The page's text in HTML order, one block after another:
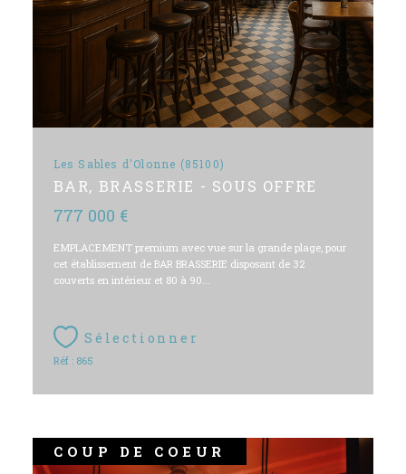
Les Sables d'Olonne (85100)
BAR, BRASSERIE - SOUS OFFRE
777 000 €
EMPLACEMENT premium avec vue sur la grande plage, pour
cet établissement de BAR BRASSERIE disposant de 32
couverts en intérieur et 80 à 90...
Sélectionner
Réf : 865
COUP DE COEUR